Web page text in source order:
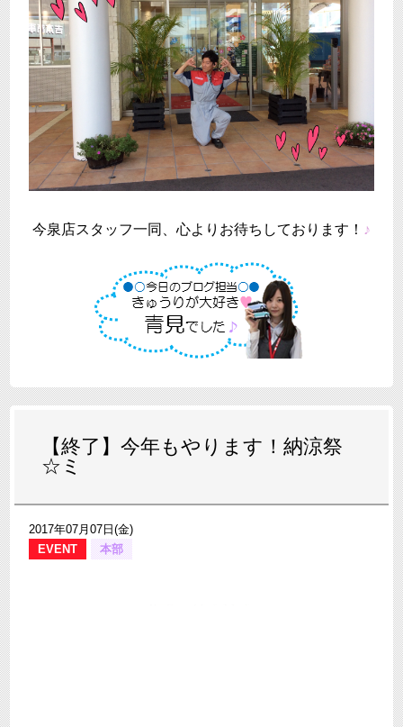
今泉店スタッフ一同、心よりお待ちしております！ ♪
【終了】今年もやります！納涼祭
☆ミ
2017年07月07日(金)
EVENT
本部